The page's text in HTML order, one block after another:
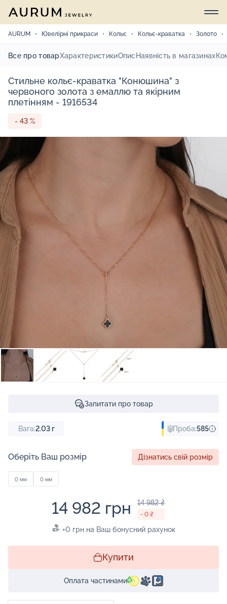
AURUM Ювелірні прикраси Кольє Кольє-краватка Золото
Все про товарХарактеристикиОпис Наявність в магазинах
Стильне кольє-краватка "Конюшина" з
червоного золота з емаллю та якірним
плетінням - 1916534
- 43 %
Запитати про товар
Вага:2.03г Проба:585
Оберіть Ваш розмір Дізнатись свій розмір
0 мм 0 мм
14 982 грн 14 982 ₴
- 0 ₴
+0 грн на Ваш бонусний рахунок
Купити
Оплата частинами